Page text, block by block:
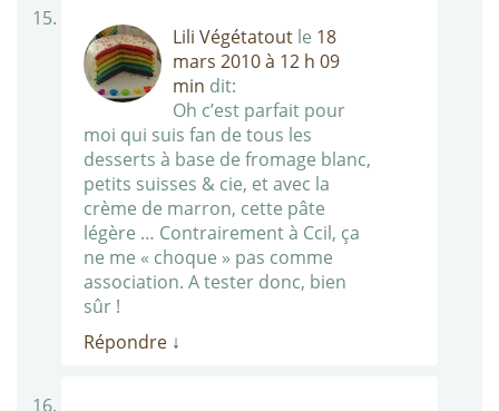
Lili Végétatout le 18
mars 2010 à 12 h 09
min dit:
Oh c’est parfait pour
moi qui suis fan de tous les
desserts à base de fromage blanc,
petits suisses & cie, et avec la
crème de marron, cette pâte
légère … Contrairement à Ccil, ça
ne me « choque » pas comme
association. A tester donc, bien
sûr !
Répondre ↓